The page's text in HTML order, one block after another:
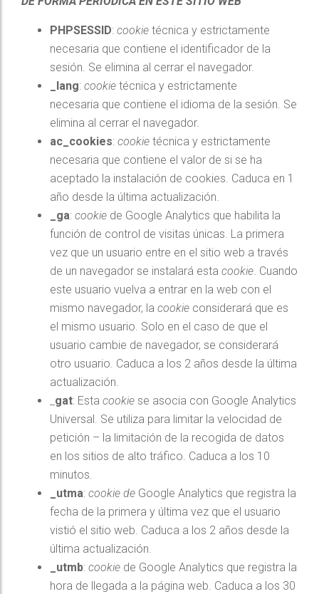
PHPSESSID: cookie técnica y estrictamente
necesaria que contiene el identificador de la
sesión. Se elimina al cerrar el navegador.
_lang: cookie técnica y estrictamente
necesaria que contiene el idioma de la sesión. Se
elimina al cerrar el navegador.
ac_cookies: cookie técnica y estrictamente
necesaria que contiene el valor de si se ha
aceptado la instalación de cookies. Caduca en 1
año desde la última actualización.
_ga: cookie de Google Analytics que habilita la
función de control de visitas únicas. La primera
vez que un usuario entre en el sitio web a través
de un navegador se instalará esta cookie. Cuando
este usuario vuelva a entrar en la web con el
mismo navegador, la cookie considerará que es
el mismo usuario. Solo en el caso de que el
usuario cambie de navegador, se considerará
otro usuario. Caduca a los 2 años desde la última
actualización.
gat: Esta cookie se asocia con Google Analytics
Universal. Se utiliza para limitar la velocidad de
petición – la limitación de la recogida de datos
en los sitios de alto tráfico. Caduca a los 10
minutos.
_utma: cookie de Google Analytics que registra la
fecha de la primera y última vez que el usuario
vistió el sitio web. Caduca a los 2 años desde la
última actualización.
_utmb: cookie de Google Analytics que registra la
hora de llegada a la página web. Caduca a los 30